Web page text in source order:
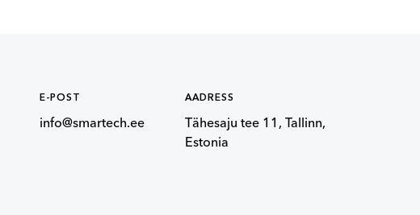
AADRESS
Tähesaju tee 11, Tallinn,
Estonia
E-POST
info@smartech.ee